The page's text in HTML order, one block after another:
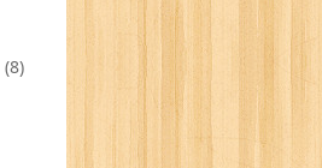
(8)